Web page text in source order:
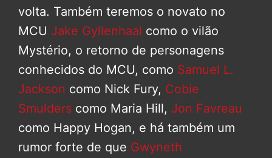
volta. Também teremos o novato no
MCU Jake Gyllenhaal como o vilão
Mystério, o retorno de personagens
conhecidos do MCU, como Samuel L.
Jackson como Nick Fury, Cobie
Smulders como Maria Hill, Jon Favreau
como Happy Hogan, e há também um
rumor forte de que Gwyneth